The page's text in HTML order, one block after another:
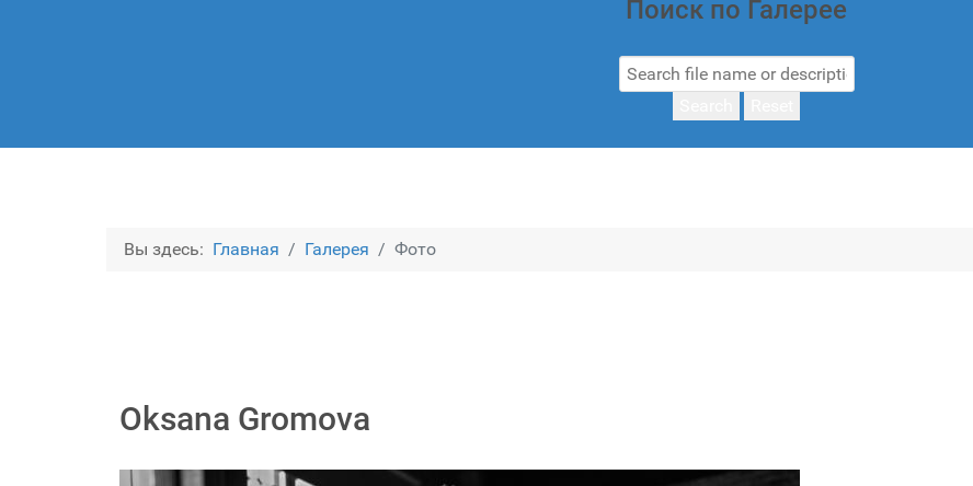
Поиск по Галерее
Вы здесь: Главная Галерея Фото
Oksana Gromova